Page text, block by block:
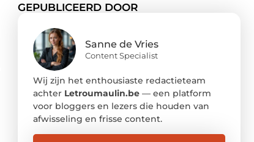
GEPUBLICEERD DOOR
Sanne de Vries
Content Specialist
Wij zijn het enthousiaste redactieteam
achter Letroumaulin.be — een platform
voor bloggers en lezers die houden van
afwisseling en frisse content.